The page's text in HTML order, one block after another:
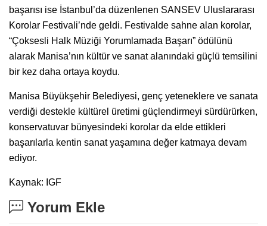
başarısı ise İstanbul’da düzenlenen SANSEV Uluslararası
Korolar Festivali’nde geldi. Festivalde sahne alan korolar,
“Çoksesli Halk Müziği Yorumlamada Başarı” ödülünü
alarak Manisa’nın kültür ve sanat alanındaki güçlü temsilini
bir kez daha ortaya koydu.
Manisa Büyükşehir Belediyesi, genç yeteneklere ve sanata
verdiği destekle kültürel üretimi güçlendirmeyi sürdürürken,
konservatuvar bünyesindeki korolar da elde ettikleri
başarılarla kentin sanat yaşamına değer katmaya devam
ediyor.
Kaynak: IGF
Yorum Ekle